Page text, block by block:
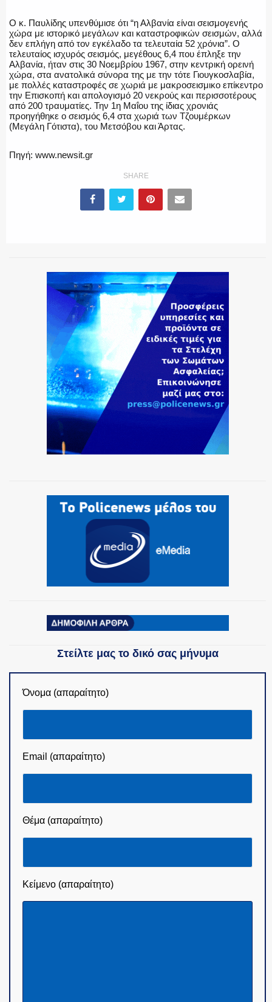
Ο κ. Παυλίδης υπενθύμισε ότι “η Αλβανία είναι σεισμογενής
χώρα με ιστορικό μεγάλων και καταστροφικών σεισμών, αλλά
δεν επλήγη από τον εγκέλαδο τα τελευταία 52 χρόνια”. Ο
τελευταίος ισχυρός σεισμός, μεγέθους 6,4 που έπληξε την
Αλβανία, ήταν στις 30 Νοεμβρίου 1967, στην κεντρική ορεινή
χώρα, στα ανατολικά σύνορα της με την τότε Γιουγκοσλαβία,
με πολλές καταστροφές σε χωριά με μακροσεισμικο επίκεντρο
την Επισκοπή και απολογισμό 20 νεκρούς και περισσοτέρους
από 200 τραυματίες. Την 1η Μαΐου της ίδιας χρονιάς
προηγήθηκε ο σεισμός 6,4 στα χωριά των Τζουμέρκων
(Μεγάλη Γότιστα), του Μετσόβου και Άρτας.
Πηγή: www.newsit.gr
SHARE
Στείλτε μας το δικό σας μήνυμα
Όνομα (απαραίτητο)
Email (απαραίτητο)
Θέμα (απαραίτητο)
Κείμενο (απαραίτητο)